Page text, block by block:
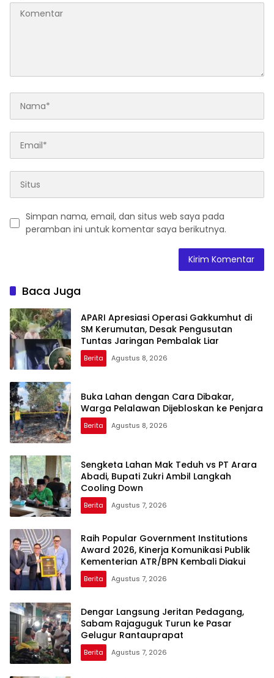
Simpan nama, email, dan situs web saya pada
peramban ini untuk komentar saya berikutnya.
Baca Juga
APARI Apresiasi Operasi Gakkumhut di
SM Kerumutan, Desak Pengusutan
Tuntas Jaringan Pembalak Liar
Berita Agustus 8, 2026
Buka Lahan dengan Cara Dibakar,
Warga Pelalawan Dijebloskan ke Penjara
Berita Agustus 8, 2026
Sengketa Lahan Mak Teduh vs PT Arara
Abadi, Bupati Zukri Ambil Langkah
Cooling Down
Berita Agustus 7, 2026
Raih Popular Government Institutions
Award 2026, Kinerja Komunikasi Publik
Kementerian ATR/BPN Kembali Diakui
Berita Agustus 7, 2026
Dengar Langsung Jeritan Pedagang,
Sabam Rajaguguk Turun ke Pasar
Gelugur Rantauprapat
Berita Agustus 7, 2026